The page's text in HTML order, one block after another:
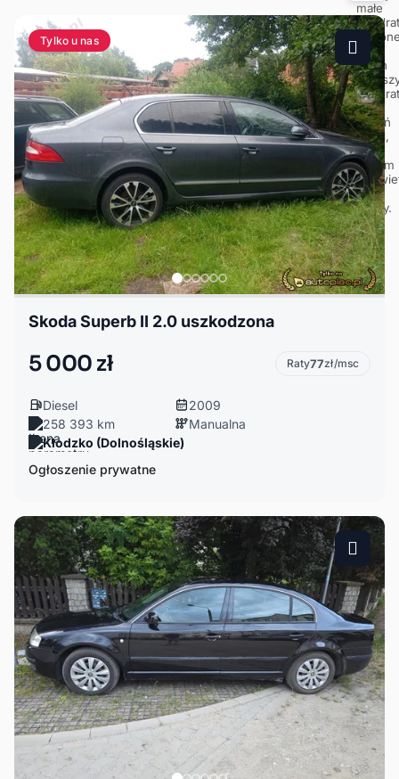
Tylko u nas
Skoda Superb II 2.0 uszkodzona
5 000 zł Raty77zł/msc
Diesel
2009
258 393 km
Manualna
Kłodzko (Dolnośląskie)
Ogłoszenie prywatne